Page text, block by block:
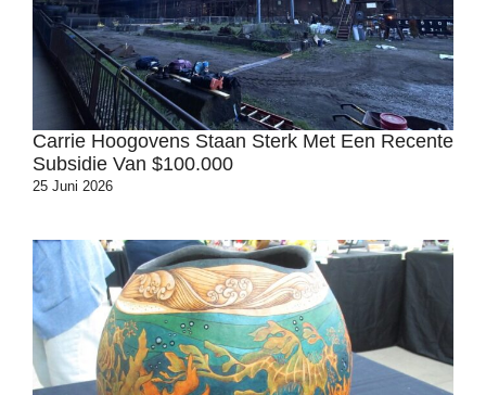
Carrie Hoogovens Staan ​​sterk Met Een Recente
Subsidie ​​van $100.000
25 Juni 2026